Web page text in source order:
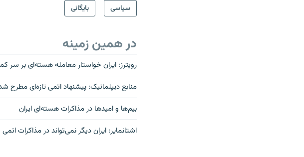
سیاسی
بایگانی
در همین زمینه
رویترز: ایران خواستار معامله هسته‌ای بر
منابع دیپلماتیک: پیشنهاد اتمی تازه‌ای مطرح
بیم‌ها و امیدها در مذاکرات هسته‌ای ایران
اشتانمایر: ایران دیگر نمی‌تواند در مذاکرات